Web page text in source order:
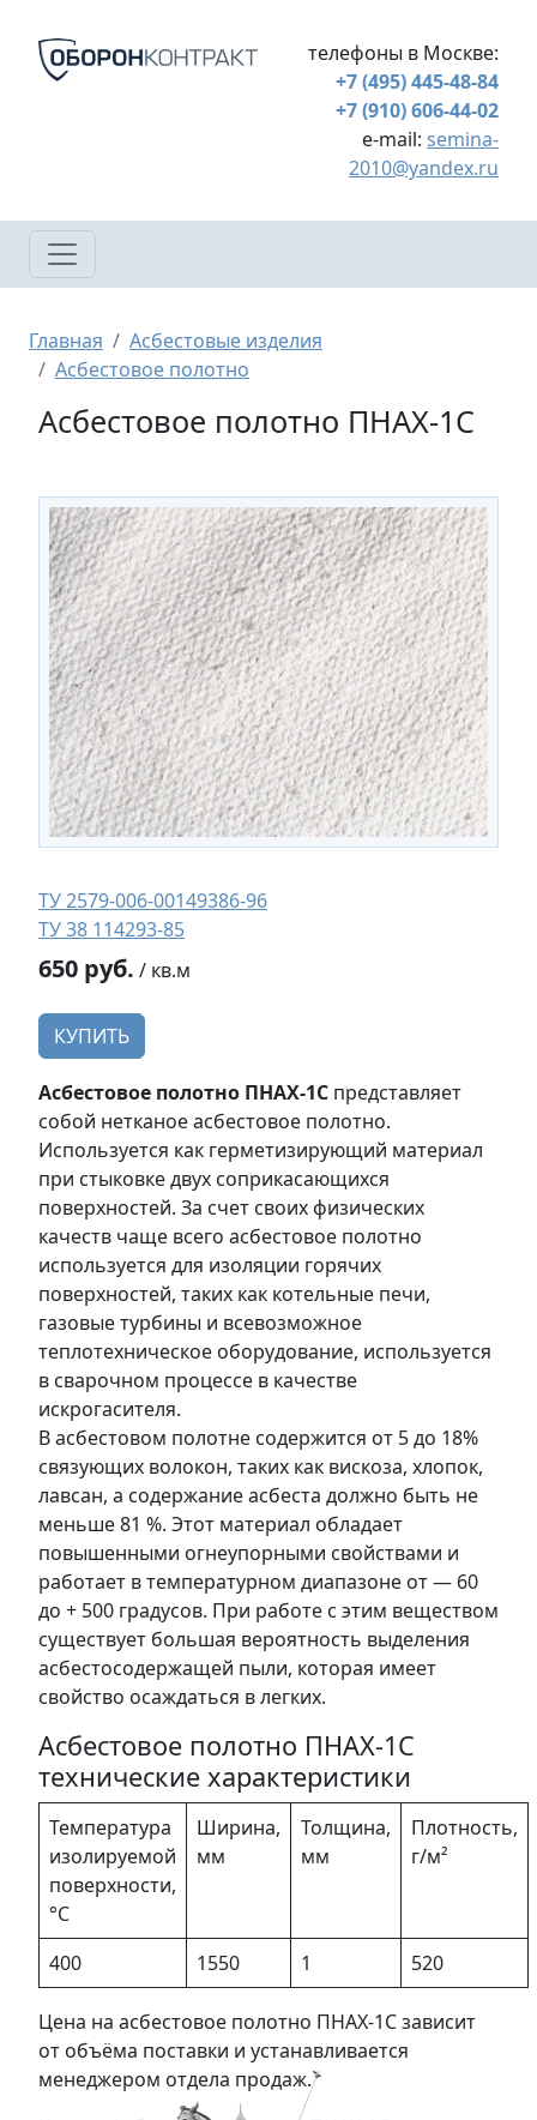
телефоны в Москве:
+7 (495) 445-48-84
+7 (910) 606-44-02
e-mail: semina-
2010@yandex.ru
Строка навигации
Главная
Асбестовые изделия
Асбестовое полотно
Асбестовое полотно ПНАХ-1С
ТУ 2579-006-00149386-96
ТУ 38 114293-85
650 руб. / кв.м
КУПИТЬ
Асбестовое полотно ПНАХ-1С представляет
собой нетканое асбестовое полотно.
Используется как герметизирующий материал
при стыковке двух соприкасающихся
поверхностей. За счет своих физических
качеств чаще всего асбестовое полотно
используется для изоляции горячих
поверхностей, таких как котельные печи,
газовые турбины и всевозможное
теплотехническое оборудование, используется
в сварочном процессе в качестве
искрогасителя.
В асбестовом полотне содержится от 5 до 18%
связующих волокон, таких как вискоза, хлопок,
лавсан, а содержание асбеста должно быть не
меньше 81 %. Этот материал обладает
повышенными огнеупорными свойствами и
работает в температурном диапазоне от — 60
до + 500 градусов. При работе с этим веществом
существует большая вероятность выделения
асбестосодержащей пыли, которая имеет
свойство осаждаться в легких.
Асбестовое полотно ПНАХ-1С
технические характеристики
Температура
изолируемой
поверхности,
°С
Ширина,
мм
Толщина,
мм
Плотность,
г/м²
400 1550 1 520
Цена на асбестовое полотно ПНАХ-1С зависит
от объёма поставки и устанавливается
менеджером отдела продаж.